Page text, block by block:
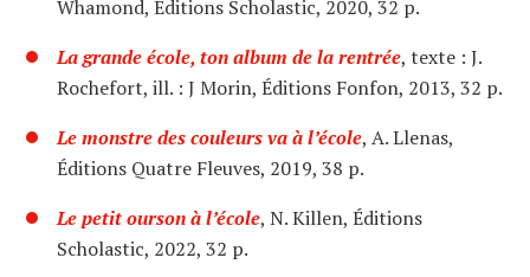
Whamond, Éditions Scholastic, 2020, 32 p.
La grande école, ton album de la rentrée, texte : J.
Rochefort, ill. : J Morin, Éditions Fonfon, 2013, 32 p.
Le monstre des couleurs va à l’école, A. Llenas,
Éditions Quatre Fleuves, 2019, 38 p.
Le petit ourson à l’école, N. Killen, Éditions
Scholastic, 2022, 32 p.